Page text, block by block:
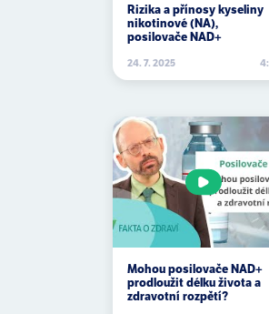
Rizika a přínosy kyseliny
nikotinové (NA),
posilovače NAD+
24. 7. 2025
Mohou posilovače NAD+
prodloužit délku života a
zdravotní rozpětí?